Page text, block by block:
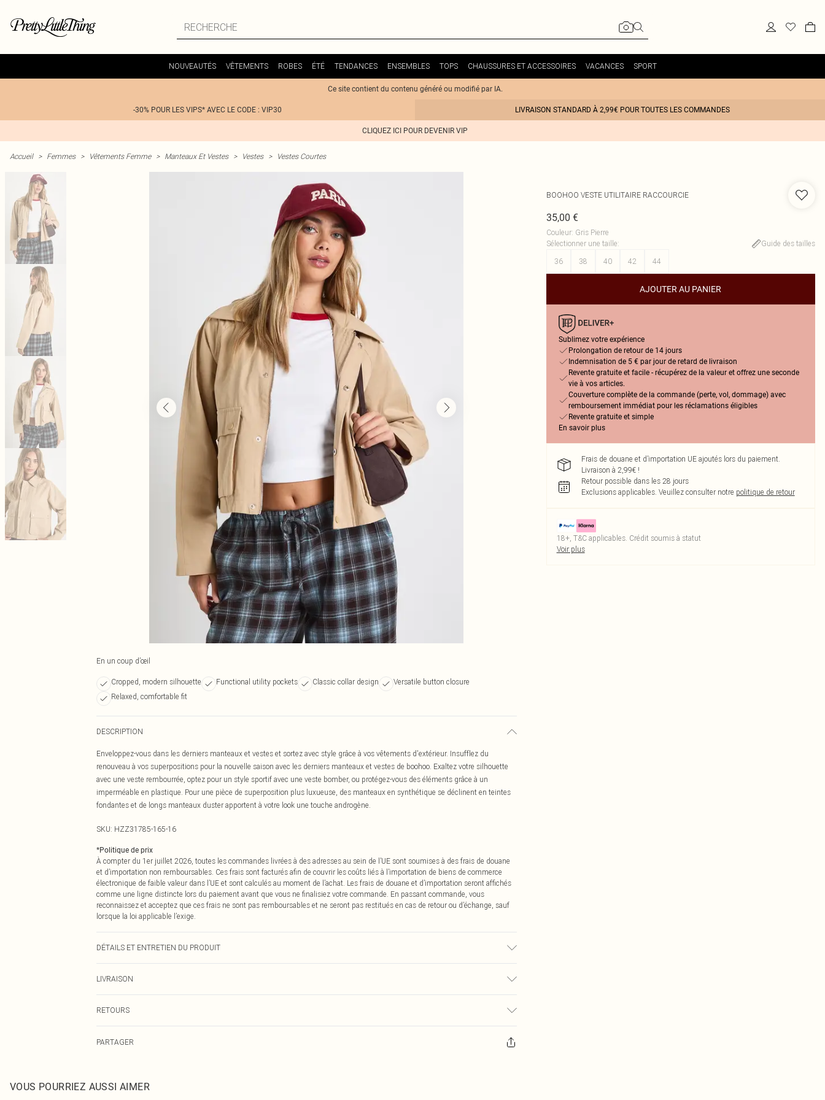
NOUVEAUTÉS VÊTEMENTS ROBES ÉTÉ TENDANCES ENSEMBLES TOPS CHAUSSURES ET ACCESSOIRES VACANCES SPORT
Ce site contient du contenu généré ou modifié par IA.
-30% POUR LES VIPS* AVEC LE CODE : VIP30 LIVRAISON STANDARD À 2,99€ POUR TOUTES LES COMMANDES
CLIQUEZ ICI POUR DEVENIR VIP
Accueil > Femmes > Vêtements Femme > Manteaux Et Vestes > Vestes > Vestes Courtes
En un coup d’œil
Cropped, modern silhouette Functional utility pockets Classic collar design
Versatile button closure
Relaxed, comfortable fit
DESCRIPTION
Enveloppez-vous dans les derniers manteaux et vestes et sortez avec style grâce à vos vêtements d'extérieur. Insufflez du
renouveau à vos superpositions pour la nouvelle saison avec les derniers manteaux et vestes de boohoo. Exaltez votre silhouette
avec une veste rembourrée, optez pour un style sportif avec une veste bomber, ou protégez-vous des éléments grâce à un
imperméable en plastique. Pour une pièce de superposition plus luxueuse, des manteaux en synthétique se déclinent en teintes
fondantes et de longs manteaux duster apportent à votre look une touche androgène.
SKU: HZZ31785-165-16
*Politique de prix
À compter du 1er juillet 2026, toutes les commandes livrées à des adresses au sein de l’UE sont soumises à des frais de douane
et d’importation non remboursables. Ces frais sont facturés afin de couvrir les coûts liés à l’importation de biens de commerce
électronique de faible valeur dans l’UE et sont calculés au moment de l’achat. Les frais de douane et d’importation seront affichés
comme une ligne distincte lors du paiement avant que vous ne finalisiez votre commande. En passant commande, vous
reconnaissez et acceptez que ces frais ne sont pas remboursables et ne seront pas restitués en cas de retour ou d’échange, sauf
lorsque la loi applicable l’exige.
DÉTAILS ET ENTRETIEN DU PRODUIT
LIVRAISON
€9.99
RETOURS
Veuillez noter que nous ne pouvons pas rembourser les masques tendance, les cosmétiques, les bijoux pour piercings, les jouets
également être essayées en intérieur. Les articles pour la maison, y compris le linge de lit, les matelas, les surmatelas et les
PARTAGER
BOOHOO VESTE UTILITAIRE RACCOURCIE
35,00 €
Couleur: Gris Pierre
Sélectionner une taille:
Guide des tailles
36
38 40 42 44
AJOUTER AU PANIER
Sublimez votre expérience
Prolongation de retour de 14 jours
Indemnisation de 5 € par jour de retard de livraison
Revente gratuite et facile - récupérez de la valeur et offrez une seconde
vie à vos articles.
Couverture complète de la commande (perte, vol, dommage) avec
remboursement immédiat pour les réclamations éligibles
Revente gratuite et simple
En savoir plus
Frais de douane et d’importation UE ajoutés lors du paiement.
Livraison à 2,99€ !
Retour possible dans les 28 jours
Exclusions applicables. Veuillez consulter notre politique de retour
18+, T&C applicables. Crédit soumis à statut
Voir plus
VOUS POURRIEZ AUSSI AIMER